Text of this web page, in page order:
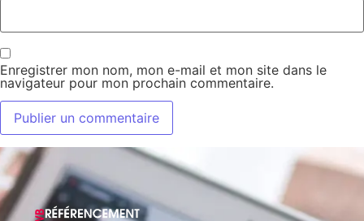
Enregistrer mon nom, mon e-mail et mon site dans le
navigateur pour mon prochain commentaire.